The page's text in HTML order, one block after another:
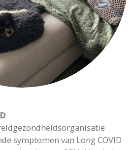
symptomen van Long COVID